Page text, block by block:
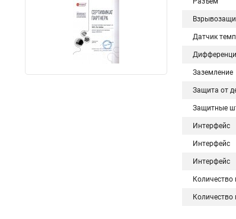
Датчик
Заземление
Защита от
Защитные
Интерфейс
Интерфейс
Интерфейс
Количество
Количество